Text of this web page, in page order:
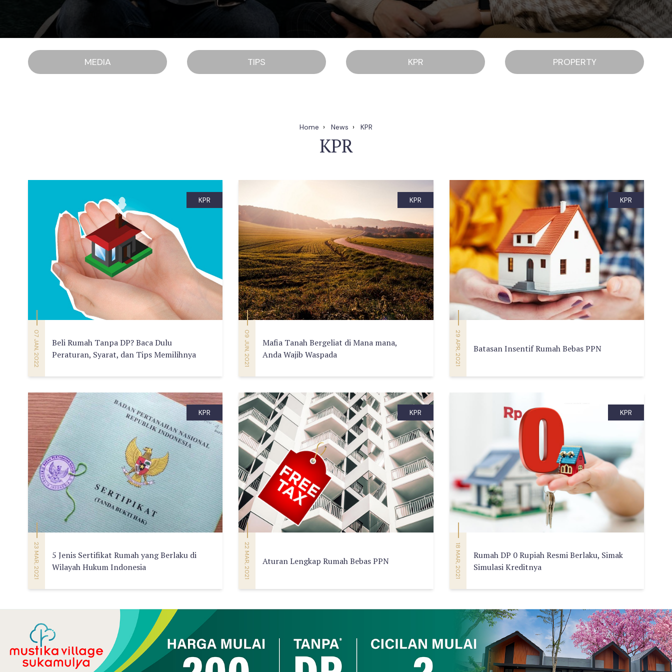
MEDIA TIPS KPR PROPERTY
Home News KPR
KPR
KPR
07 JAN, 2022
Beli Rumah Tanpa DP? Baca Dulu
Peraturan, Syarat, dan Tips Memilihnya
KPR
09 JUN, 2021
Mafia Tanah Bergeliat di Mana mana,
Anda Wajib Waspada
KPR
29 APR, 2021 Batasan Insentif Rumah Bebas PPN
KPR
23 MAR, 2021
5 Jenis Sertifikat Rumah yang Berlaku di
Wilayah Hukum Indonesia
KPR
22 MAR, 2021 Aturan Lengkap Rumah Bebas PPN
KPR
18 MAR, 2021
Rumah DP 0 Rupiah Resmi Berlaku, Simak
Simulasi Kreditnya